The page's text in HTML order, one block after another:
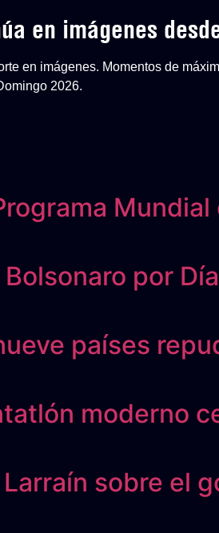
en imágenes
en imágenes. Momentos de
2026.
por
países
moderno
sobre el